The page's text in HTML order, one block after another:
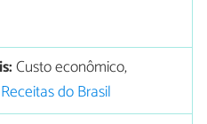
Custo econômico,
Receitas do Brasil